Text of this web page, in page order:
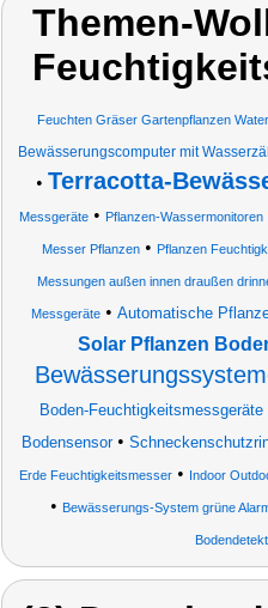
Themen-
Feuchten Gräser Gartenpflanzen
Bewässerungscomputer mit
• Terracotta-
Messgeräte• Pflanzen-Wassermonitoren
Messer Pflanzen• Pflanzen
Messungen außen innen draußen
Messgeräte • Automatische
Solar Pflanzen
Boden-
Bodensensor•
Erde Feuchtigkeitsmesser• Indoor
• Bewässerungs-System grüne